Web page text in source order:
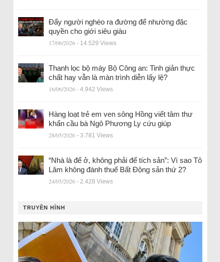
Đẩy người nghèo ra đường để nhường đặc
quyền cho giới siêu giàu
17/06/2026 - 14.529 Views
Thanh lọc bộ máy Bộ Công an: Tinh giản thực
chất hay vẫn là màn trình diễn lấy lệ?
16/06/2026 - 4.942 Views
Hàng loạt trẻ em ven sông Hồng viết tâm thư
khẩn cầu bà Ngô Phương Ly cứu giúp
28/05/2026 - 3.781 Views
“Nhà là để ở, không phải để tích sản”: Vì sao Tô
Lâm không đánh thuế Bất Động sản thứ 2?
24/05/2026 - 2.428 Views
TRUYỀN HÌNH